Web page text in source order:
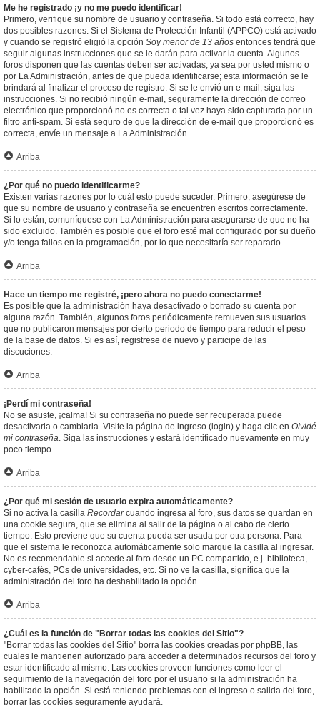
Me he registrado ¡y no me puedo identificar!
Primero, verifique su nombre de usuario y contraseña. Si todo está correcto, hay
dos posibles razones. Si el Sistema de Protección Infantil (APPCO) está activado
y cuando se registró eligió la opción Soy menor de 13 años entonces tendrá que
seguir algunas instrucciones que se le darán para activar la cuenta. Algunos
foros disponen que las cuentas deben ser activadas, ya sea por usted mismo o
por La Administración, antes de que pueda identificarse; esta información se le
brindará al finalizar el proceso de registro. Si se le envió un e-mail, siga las
instrucciones. Si no recibió ningún e-mail, seguramente la dirección de correo
electrónico que proporcionó no es correcta o tal vez haya sido capturada por un
filtro anti-spam. Si está seguro de que la dirección de e-mail que proporcionó es
correcta, envíe un mensaje a La Administración.
Arriba
¿Por qué no puedo identificarme?
Existen varias razones por lo cuál esto puede suceder. Primero, asegúrese de
que su nombre de usuario y contraseña se encuentren escritos correctamente.
Si lo están, comuníquese con La Administración para asegurarse de que no ha
sido excluido. También es posible que el foro esté mal configurado por su dueño
y/o tenga fallos en la programación, por lo que necesitaría ser reparado.
Arriba
Hace un tiempo me registré, ¡pero ahora no puedo conectarme!
Es posible que la administración haya desactivado o borrado su cuenta por
alguna razón. También, algunos foros periódicamente remueven sus usuarios
que no publicaron mensajes por cierto periodo de tiempo para reducir el peso
de la base de datos. Si es así, registrese de nuevo y participe de las
discuciones.
Arriba
¡Perdí mi contraseña!
No se asuste, ¡calma! Si su contraseña no puede ser recuperada puede
desactivarla o cambiarla. Visite la página de ingreso (login) y haga clic en Olvidé
mi contraseña. Siga las instrucciones y estará identificado nuevamente en muy
poco tiempo.
Arriba
¿Por qué mi sesión de usuario expira automáticamente?
Si no activa la casilla Recordarcuando ingresa al foro, sus datos se guardan en
una cookie segura, que se elimina al salir de la página o al cabo de cierto
tiempo. Esto previene que su cuenta pueda ser usada por otra persona. Para
que el sistema le reconozca automáticamente solo marque la casilla al ingresar.
No es recomendable si accede al foro desde un PC compartido, e.j. biblioteca,
cyber-cafés, PCs de universidades, etc. Si no ve la casilla, significa que la
administración del foro ha deshabilitado la opción.
Arriba
¿Cuál es la función de "Borrar todas las cookies del Sitio"?
"Borrar todas las cookies del Sitio" borra las cookies creadas por phpBB, las
cuales le mantienen autorizado para acceder a determinados recursos del foro y
estar identificado al mismo. Las cookies proveen funciones como leer el
seguimiento de la navegación del foro por el usuario si la administración ha
habilitado la opción. Si está teniendo problemas con el ingreso o salida del foro,
borrar las cookies seguramente ayudará.